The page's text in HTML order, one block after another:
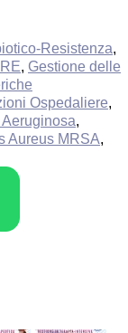
Resistenza,
, Gestione delle
Ospedaliere,
,
Aureus MRSA,